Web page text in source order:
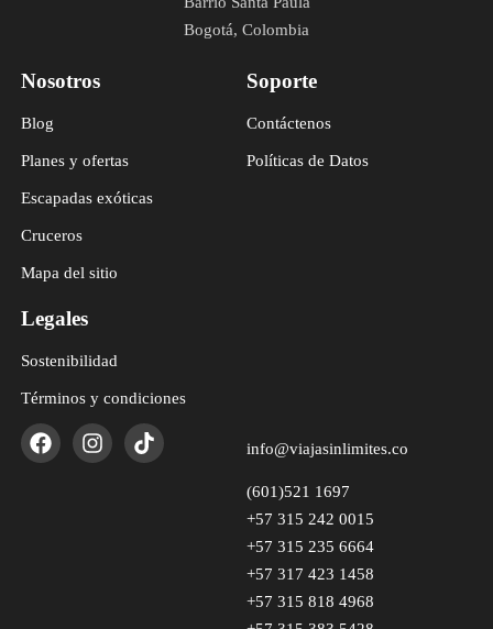
Bogotá, Colombia
Nosotros
Blog
Planes y ofertas
Escapadas exóticas
Cruceros
Mapa del sitio
Soporte
Contáctenos
Políticas de Datos
Legales
Sostenibilidad
Términos y condiciones
info@viajasinlimites.co
(601)521 1697
+57 315 242 0015
+57 315 235 6664
+57 317 423 1458
+57 315 818 4968